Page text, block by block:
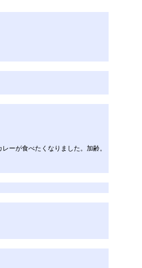
ーが食べたくなりました。加齢。